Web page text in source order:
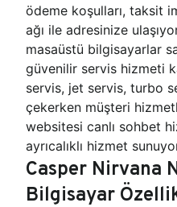
ödeme koşulları, taksit
ağı ile adresinize
masaüstü bilgisayarlar
güvenilir servis hizmeti
servis, jet servis, turbo
çekerken müşteri
websitesi canlı sohbet
ayrıcalıklı hizmet
Casper Nirvana
Bilgisayar